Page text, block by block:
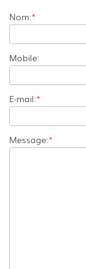
Nom:*
Mobile:
E-mail:*
Message:*